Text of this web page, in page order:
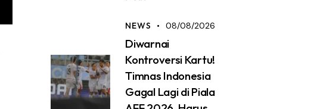
NEWS 08/08/2026
Diwarnai
Kontroversi Kartu!
Timnas Indonesia
Gagal Lagi di Piala